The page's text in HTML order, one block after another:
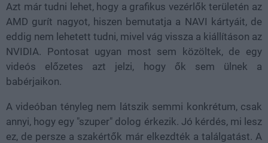
Azt már tudni lehet, hogy a grafikus vezérlők területén az
AMD gurít nagyot, hiszen bemutatja a NAVI kártyáit, de
eddig nem lehetett tudni, mivel vág vissza a kiállításon az
NVIDIA. Pontosat ugyan most sem közöltek, de egy
videós előzetes azt jelzi, hogy ők sem ülnek a
babérjaikon.
A videóban tényleg nem látszik semmi konkrétum, csak
annyi, hogy egy "szuper" dolog érkezik. Jó kérdés, mi lesz
ez, de persze a szakértők már elkezdték a találgatást. A